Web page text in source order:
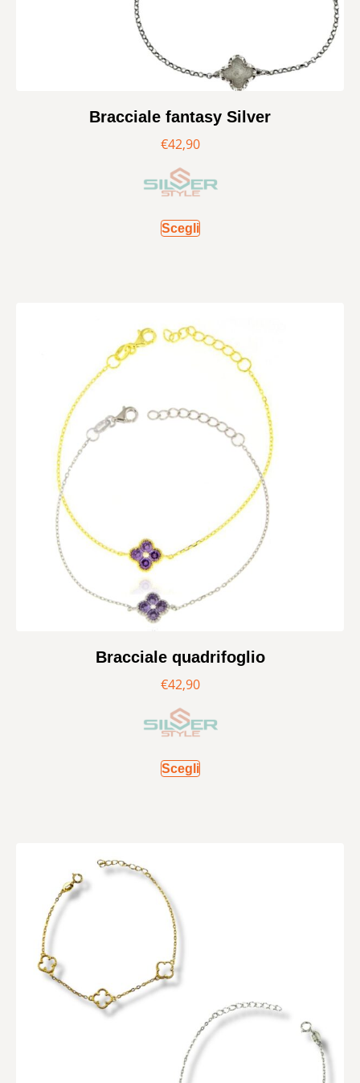
Bracciale fantasy Silver
€42,90
Scegli
Bracciale quadrifoglio
€42,90
Scegli